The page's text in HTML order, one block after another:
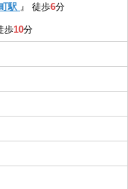
駅 』 徒歩6分
歩10分